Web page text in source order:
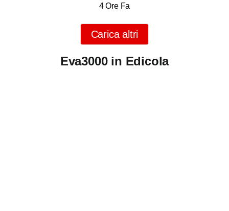
4 Ore Fa
Carica altri
Eva3000 in Edicola